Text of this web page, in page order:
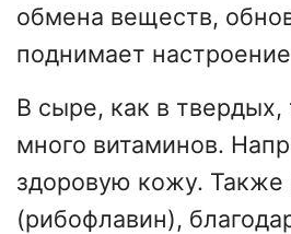
обмена веществ,
поднимает
В сыре, как в твердых,
много витаминов.
здоровую кожу.
(рибофлавин),